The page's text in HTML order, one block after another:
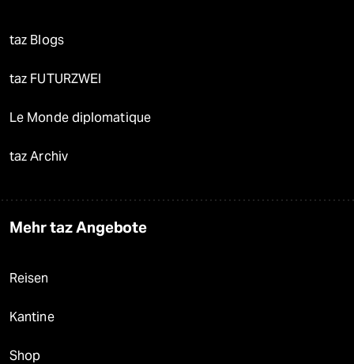
taz Blogs
taz FUTURZWEI
Le Monde diplomatique
taz Archiv
Mehr taz Angebote
Reisen
Kantine
Shop